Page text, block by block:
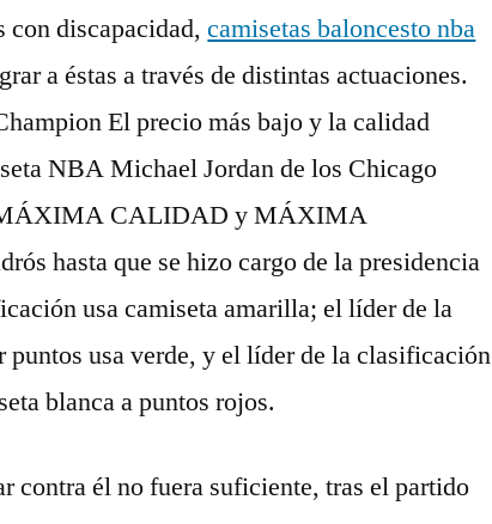
con discapacidad,camisetas baloncesto nba
a éstas a través de distintas actuaciones.
El precio más bajo y la calidad
NBA Michael Jordan de los Chicago
CALIDAD y MÁXIMA
hasta que se hizo cargo de la presidencia
usa camiseta amarilla; el líder de la
usa verde, y el líder de la clasificación
blanca a puntos rojos.
contra él no fuera suficiente, tras el partido